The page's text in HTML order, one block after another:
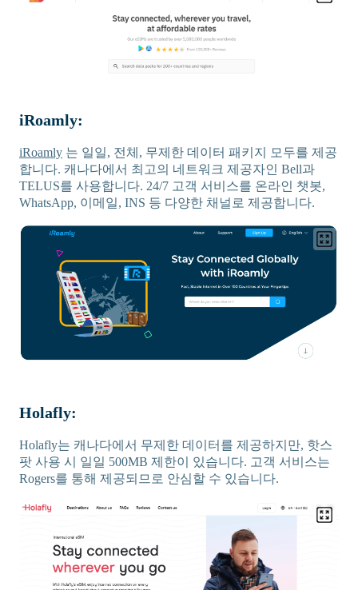
iRoamly:
iRoamly 는 일일, 전체, 무제한 데이터 패키지 모두를 제공
합니다. 캐나다에서 최고의 네트워크 제공자인 Bell과
TELUS를 사용합니다. 24/7 고객 서비스를 온라인 챗봇,
WhatsApp, 이메일, INS 등 다양한 채널로 제공합니다.
Holafly:
Holafly는 캐나다에서 무제한 데이터를 제공하지만, 핫스
팟 사용 시 일일 500MB 제한이 있습니다. 고객 서비스는
Rogers를 통해 제공되므로 안심할 수 있습니다.